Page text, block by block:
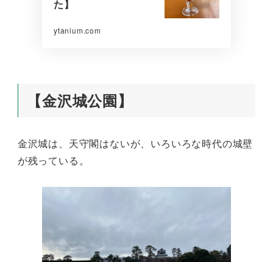
た】
ytanium.com
【金沢城公園】
金沢城は、天守閣はないが、いろいろな時代の城壁
が残っている。